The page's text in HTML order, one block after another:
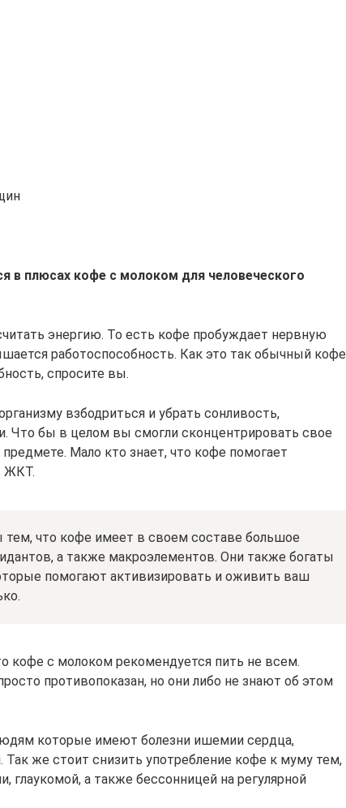
в плюсах кофе с молоком для человеческого
энергию. То есть кофе пробуждает нервную
работоспособность. Как это так обычный кофе
спросите вы.
взбодриться и убрать сонливость,
Что бы в целом вы смогли сконцентрировать свое
Мало кто знает, что кофе помогает
ЖКТ.
тем, что кофе имеет в своем составе большое
а также макроэлементов. Они также богаты
помогают активизировать и оживить ваш
кофе с молоком рекомендуется пить не всем.
противопоказан, но они либо не знают об этом
которые имеют болезни ишемии сердца,
Так же стоит снизить употребление кофе к муму тем,
глаукомой, а также бессонницей на регулярной